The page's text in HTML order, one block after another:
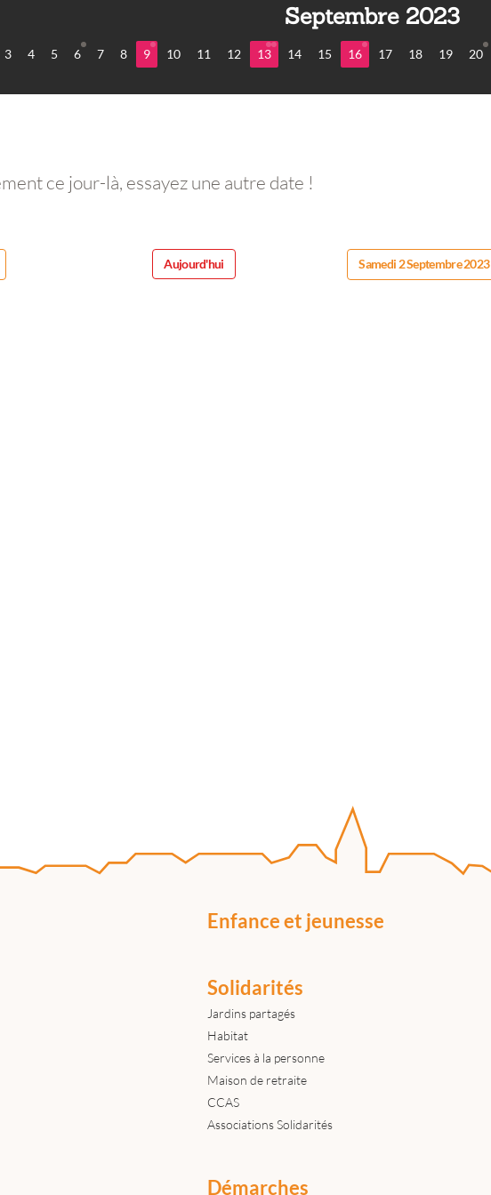
Septembre 2023
3 4 5 6 7 8 9 10 11 12 13 14 15 16 17 18 19 20
ce jour-là, essayez une autre date !
Aujourd'hui Samedi 2 Septembre 2023
Enfance et jeunesse
Solidarités
Jardins partagés
Habitat
Services à la personne
Maison de retraite
CCAS
Associations Solidarités
Démarches